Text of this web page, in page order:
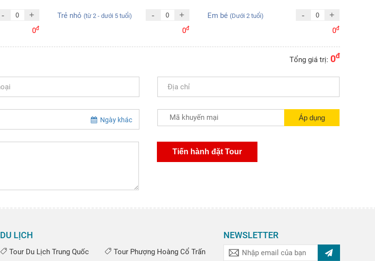
- +
0đ
Trẻ nhỏ (từ 2 - dưới 5 tuổi) - +
0đ
Em bé (Dưới 2 tuổi) - +
0đ
Tổng giá trị: 0đ
Ngày khác
DU LỊCH
Tour Du Lịch Trung Quốc
Tour Phượng Hoàng Cổ Trấn
NEWSLETTER